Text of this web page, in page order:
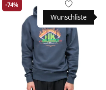
Wunschliste
-74%